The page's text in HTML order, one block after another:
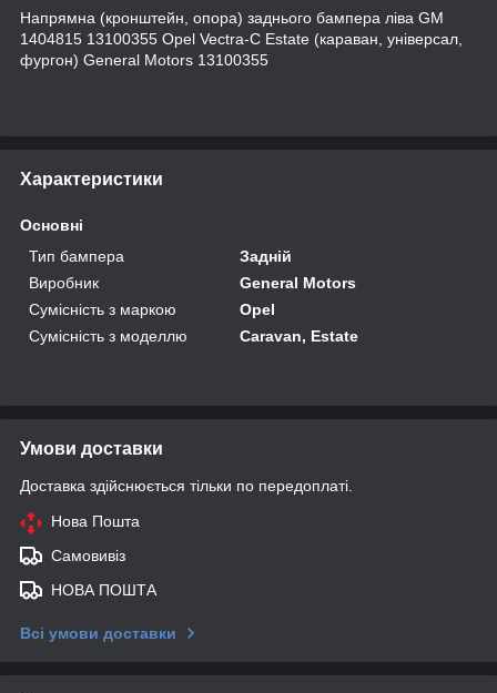
Напрямна (кронштейн, опора) заднього бампера ліва GM
1404815 13100355 Opel Vectra-C Estate (караван, універсал,
фургон) General Motors 13100355
Характеристики
Основні
Тип бампера
Задній
Виробник
General Motors
Сумісність з маркою
Opel
Сумісність з моделлю
Caravan, Estate
Умови доставки
Доставка здійснюється тільки по передоплаті.
Нова Пошта
Самовивіз
НОВА ПОШТА
Всі умови доставки